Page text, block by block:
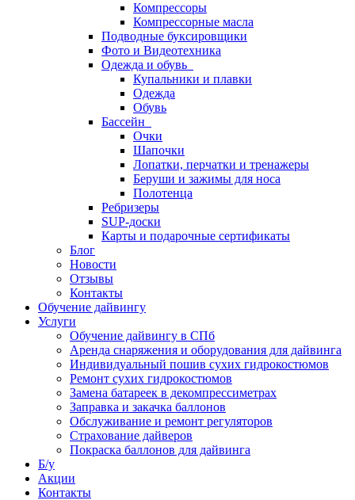
Компрессоры
Компрессорные масла
Подводные буксировщики
Фото и Видеотехника
Одежда и обувь
Купальники и плавки
Одежда
Обувь
Бассейн
Очки
Шапочки
Лопатки, перчатки и тренажеры
Беруши и зажимы для носа
Полотенца
Ребризеры
SUP-доски
Карты и подарочные сертификаты
Блог
Новости
Отзывы
Контакты
Обучение дайвингу
Услуги
Обучение дайвингу в СПб
Аренда снаряжения и оборудования для дайвинга
Индивидуальный пошив сухих гидрокостюмов
Ремонт сухих гидрокостюмов
Замена батареек в декомпрессиметрах
Заправка и закачка баллонов
Обслуживание и ремонт регуляторов
Страхование дайверов
Покраска баллонов для дайвинга
Б/у
Акции
Контакты